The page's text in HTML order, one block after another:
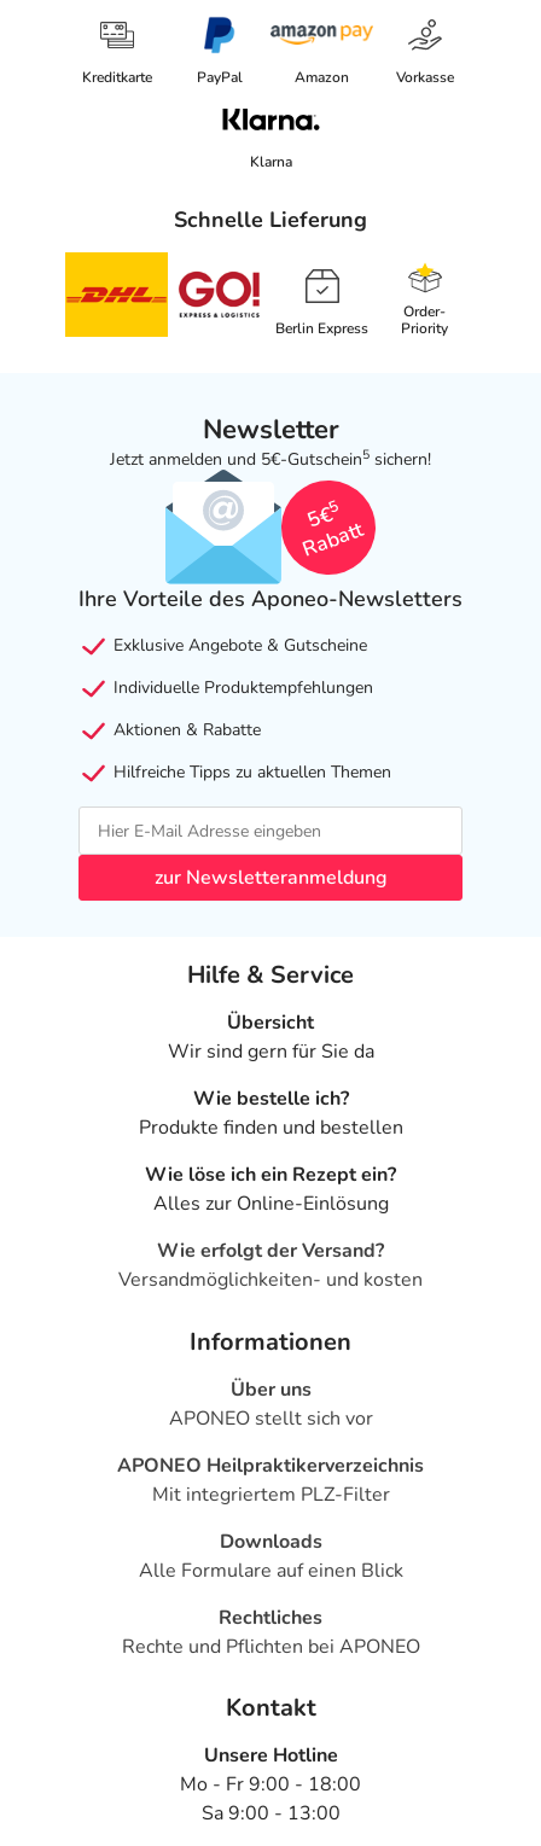
Angaben gem. EU-Produktsicherheitsverordnung (GPSR)
anzeigen
PDF des Beipackzettelskönnen Sie sich oben
Kreditkarte PayPal Amazon Vorkasse
Klarna
Schnelle Lieferung
Berlin Express
Order-
Priority
Newsletter
Jetzt anmelden und 5€-Gutschein5 sichern!
5€
5
Rabatt
Ihre Vorteile des Aponeo-Newsletters
Exklusive Angebote & Gutscheine
Individuelle Produktempfehlungen
Aktionen & Rabatte
Hilfreiche Tipps zu aktuellen Themen
zur Newsletteranmeldung
Hilfe & Service
Übersicht
Wir sind gern für Sie da
Wie bestelle ich?
Produkte finden und bestellen
Wie löse ich ein Rezept ein?
Alles zur Online-Einlösung
Wie erfolgt der Versand?
Versandmöglichkeiten- und kosten
Informationen
Über uns
APONEO stellt sich vor
APONEO Heilpraktikerverzeichnis
Mit integriertem PLZ-Filter
Downloads
Alle Formulare auf einen Blick
Rechtliches
Rechte und Pflichten bei APONEO
Kontakt
Unsere Hotline
Mo - Fr 9:00 - 18:00
Sa 9:00 - 13:00